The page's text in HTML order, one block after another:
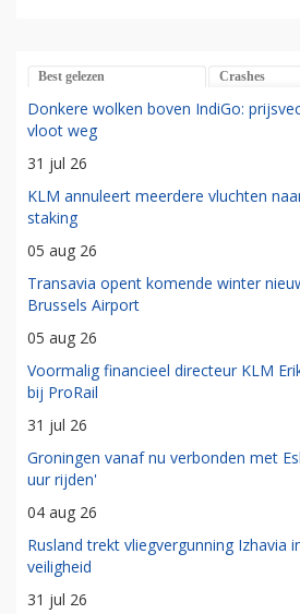
Best gelezen Crashes
Donkere wolken boven IndiGo:
vloot weg
31 jul 26
KLM annuleert meerdere vluchten
staking
05 aug 26
Transavia opent komende winter
Brussels Airport
05 aug 26
Voormalig financieel directeur KLM
bij ProRail
31 jul 26
Groningen vanaf nu verbonden met
uur rijden'
04 aug 26
Rusland trekt vliegvergunning Izhavia
veiligheid
31 jul 26